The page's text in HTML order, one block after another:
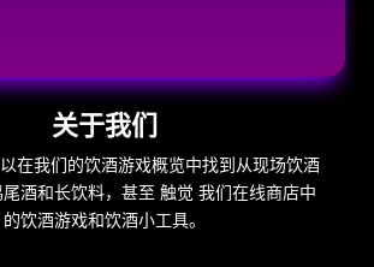
关于我们
在我们的饮酒游戏概览中找到从现场饮酒
酒和长饮料，甚至 触觉 我们在线商店中
的饮酒游戏和饮酒小工具。